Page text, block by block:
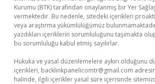
Kurumu (BTK) tarafından onaylanmış bir Yer
vermektedir. Bu nedenle, sitedeki içerikleri
veya araştırma yükümlülüğümüz
yazdıkları içeriklerin sorumluluğunu taşımakta
bu sorumluluğu kabul etmiş sayılırlar.
Hukuka ve yasal düzenlemelere aykırı olduğunu
içerikleri, backlinkpanelicomtr@gmail.com
halinde, ilgili içerikler yasal süre içerisinde